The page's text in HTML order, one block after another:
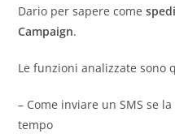
Dario per sapere come
Campaign.
Le funzioni analizzate sono
– Come inviare un SMS se
tempo